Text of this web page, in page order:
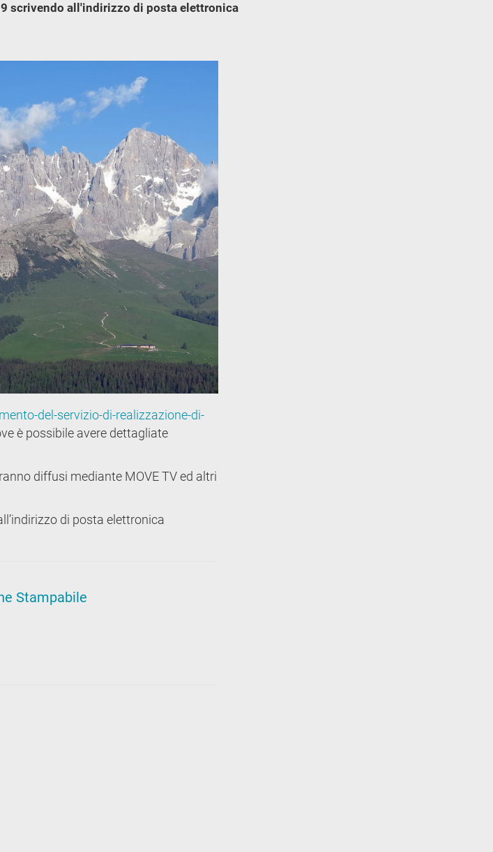
scrivendo all'indirizzo di posta elettronica
del-servizio-di-realizzazione-di-
è possibile avere dettagliate
diffusi mediante MOVE TV ed altri
di posta elettronica
Stampabile